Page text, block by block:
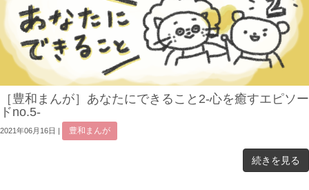
［豊和まんが］あなたにできること2-心を癒すエピソー
ドno.5-
2021年06月16日 | 豊和まんが
続きを見る